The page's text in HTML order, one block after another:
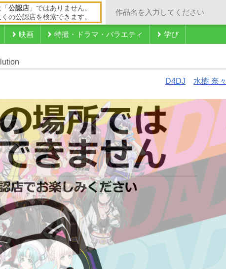
公認店 」ではありません。
の公認店を検索できます。
映画 特撮・ドラマ・バラエティ 学び
D4DJ 水樹 奈々